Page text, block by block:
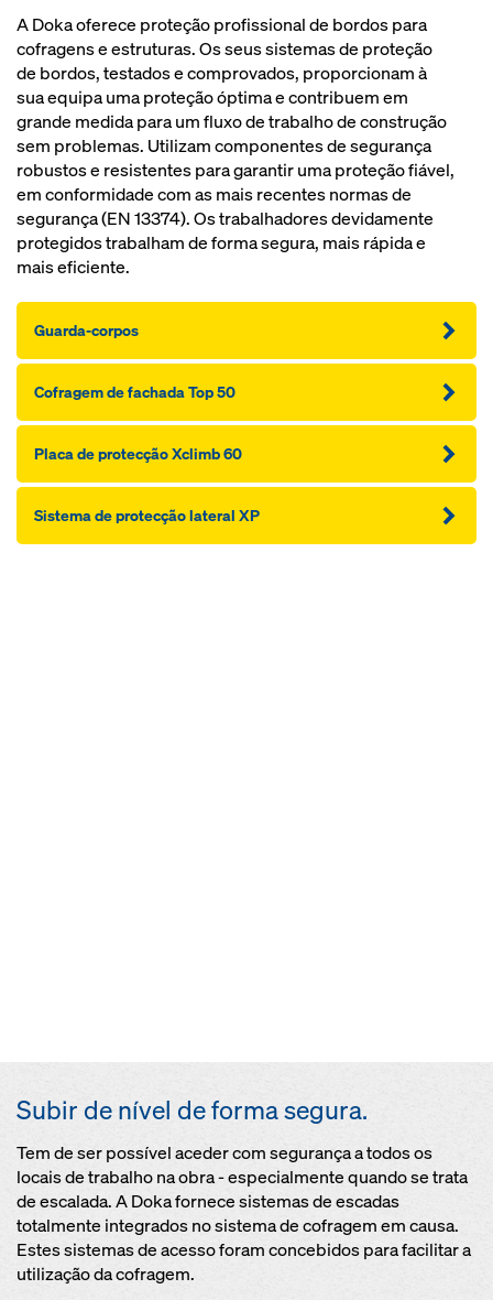
A Doka oferece proteção profissional de bordos para
cofragens e estruturas. Os seus sistemas de proteção
de bordos, testados e comprovados, proporcionam à
sua equipa uma proteção óptima e contribuem em
grande medida para um fluxo de trabalho de construção
sem problemas. Utilizam componentes de segurança
robustos e resistentes para garantir uma proteção fiável,
em conformidade com as mais recentes normas de
segurança (EN 13374). Os trabalhadores devidamente
protegidos trabalham de forma segura, mais rápida e
mais eficiente.
Guarda-corpos
Cofragem de fachada Top 50
Placa de protecção Xclimb 60
Sistema de protecção lateral XP
Subir de nível de forma segura.
Tem de ser possível aceder com segurança a todos os
locais de trabalho na obra - especialmente quando se trata
de escalada. A Doka fornece sistemas de escadas
totalmente integrados no sistema de cofragem em causa.
Estes sistemas de acesso foram concebidos para facilitar a
utilização da cofragem.